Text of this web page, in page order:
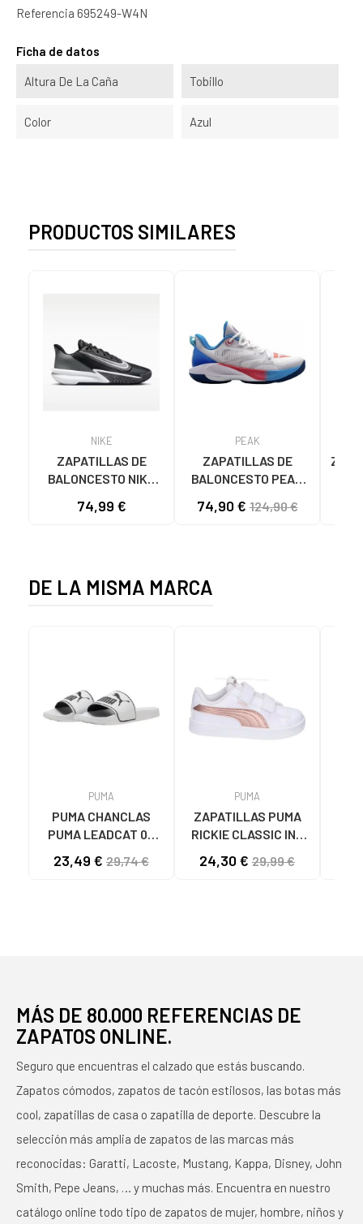
Referencia 695249-W4N
Ficha de datos
Altura De La Caña Tobillo
Color Azul
PRODUCTOS SIMILARES
NIKE
ZAPATILLAS DE
BALONCESTO NIKE
NEGRO
74,99 €
PEAK
ZAPATILLAS DE
BALONCESTO PEAK
TALENT 1 SHIFT
74,90 €124,90 €
DE LA MISMA MARCA
PUMA
PUMA CHANCLAS
PUMA LEADCAT 02
BLANCAS 02 WHITE
23,49 € 29,74 €
PUMA
ZAPATILLAS PUMA
RICKIE CLASSIC INF
- REF. 394254 04
24,30 € 29,99 €
MÁS DE 80.000 REFERENCIAS DE
ZAPATOS ONLINE.
Seguro que encuentras el calzado que estás buscando.
Zapatos cómodos, zapatos de tacón estilosos, las botas más
cool, zapatillas de casa o zapatilla de deporte. Descubre la
selección más amplia de zapatos de las marcas más
reconocidas: Garatti, Lacoste, Mustang, Kappa, Disney, John
Smith, Pepe Jeans, … y muchas más. Encuentra en nuestro
catálogo online todo tipo de zapatos de mujer, hombre, niños y